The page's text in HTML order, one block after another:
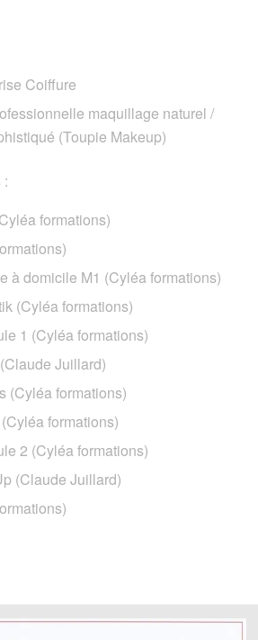
Coiffure
maquillage naturel /
(Toupie Makeup)
:
formations)
à domicile M1 (Cyléa formations)
(Cyléa formations)
1 (Cyléa formations)
Juillard)
(Cyléa formations)
formations)
2 (Cyléa formations)
(Claude Juillard)